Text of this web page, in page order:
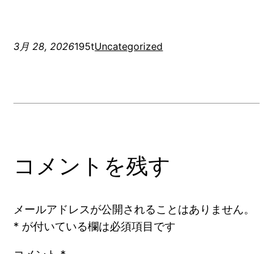
3月 28, 2026195tUncategorized
コメントを残す
メールアドレスが公開されることはありません。
* が付いている欄は必須項目です